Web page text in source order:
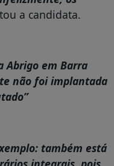
a candidata.
Abrigo em Barra
não foi implantada
também está